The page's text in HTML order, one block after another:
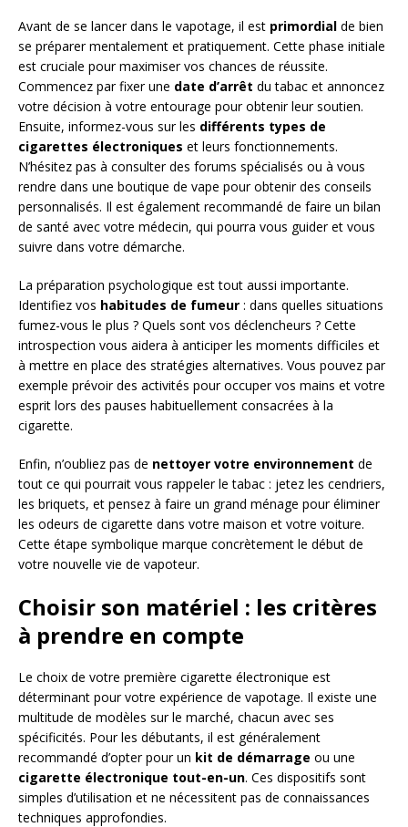
Avant de se lancer dans le vapotage, il est primordial de bien
se préparer mentalement et pratiquement. Cette phase initiale
est cruciale pour maximiser vos chances de réussite.
Commencez par fixer une date d’arrêt du tabac et annoncez
votre décision à votre entourage pour obtenir leur soutien.
Ensuite, informez-vous sur les différents types de
cigarettes électroniques et leurs fonctionnements.
N’hésitez pas à consulter des forums spécialisés ou à vous
rendre dans une boutique de vape pour obtenir des conseils
personnalisés. Il est également recommandé de faire un bilan
de santé avec votre médecin, qui pourra vous guider et vous
suivre dans votre démarche.
La préparation psychologique est tout aussi importante.
Identifiez vos habitudes de fumeur : dans quelles situations
fumez-vous le plus ? Quels sont vos déclencheurs ? Cette
introspection vous aidera à anticiper les moments difficiles et
à mettre en place des stratégies alternatives. Vous pouvez par
exemple prévoir des activités pour occuper vos mains et votre
esprit lors des pauses habituellement consacrées à la
cigarette.
Enfin, n’oubliez pas de nettoyer votre environnement de
tout ce qui pourrait vous rappeler le tabac : jetez les cendriers,
les briquets, et pensez à faire un grand ménage pour éliminer
les odeurs de cigarette dans votre maison et votre voiture.
Cette étape symbolique marque concrètement le début de
votre nouvelle vie de vapoteur.
Choisir son matériel : les critères
à prendre en compte
Le choix de votre première cigarette électronique est
déterminant pour votre expérience de vapotage. Il existe une
multitude de modèles sur le marché, chacun avec ses
spécificités. Pour les débutants, il est généralement
recommandé d’opter pour un kit de démarrage ou une
cigarette électronique tout-en-un. Ces dispositifs sont
simples d’utilisation et ne nécessitent pas de connaissances
techniques approfondies.